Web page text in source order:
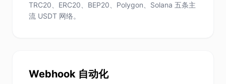
TRC20、ERC20、BEP20、Polygon、Solana 五条主
流 USDT 网络。
Webhook 自动化